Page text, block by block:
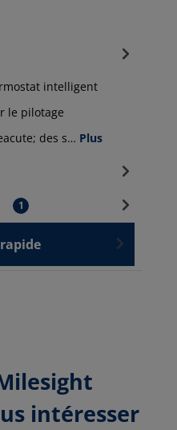
intelligent
le pilotage
des s… Plus
1
intéresser